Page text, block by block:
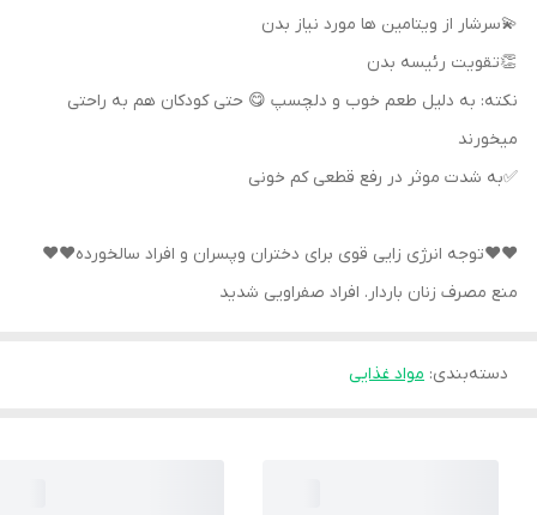
💫سرشار از ویتامین ها مورد نیاز بدن
👏تقویت رئیسه بدن
نکته: به دلیل طعم خوب و دلچسپ 😋 حتی کودکان هم به راحتی
میخورند
✅به شدت موثر در رفع قطعی کم خونی
❤️❤️توجه انرژی زایی قوی برای دختران وپسران و افراد سالخورده❤️❤️
منع مصرف زنان باردار. افراد صفراویی شدید
دسته‌بندی: مواد غذایی